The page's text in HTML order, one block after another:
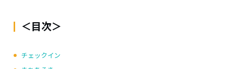
＜目次＞
チェックイン